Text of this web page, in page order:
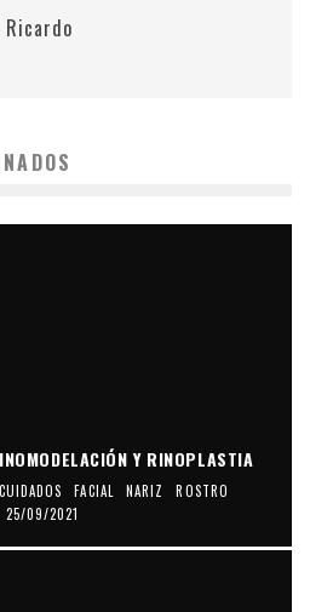
Ricardo
Y RINOPLASTIA
CUIDADOS FACIAL NARIZ
ROSTRO
25/09/2021